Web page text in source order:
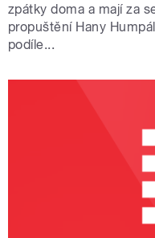
zpátky doma a mají za
propuštění Hany
podíle...